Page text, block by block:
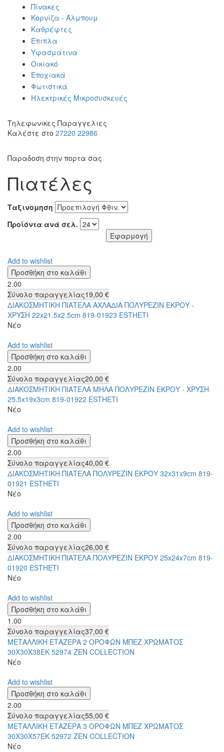
Πίνακες
Κορνίζα - Άλμπουμ
Καθρέφτες
Έπιπλα
Υφασμάτινα
Οικιακό
Εποχιακά
Φωτιστικά
Ηλεκτρικές Μικροσυσκευές
Τηλεφωνικες Παραγγελιες
Καλέστε στο 27220 22986
Παραδοση στην πορτα σας
Πιατέλες
Ταξινομηση
Προϊόντα ανά σελ.
Add to wishlist
2.00
Σύνολο παραγγελίας19,00 €
ΔΙΑΚΟΣΜΗΤΙΚΗ ΠΙΑΤΕΛΑ ΑΧΛΑΔΙΑ ΠΟΛΥΡΕΖΙΝ ΕΚΡΟΥ -
ΧΡΥΣΗ 22x21.5x2.5cm 819-01923 ESTHETI
Νέο
Add to wishlist
2.00
Σύνολο παραγγελίας20,00 €
ΔΙΑΚΟΣΜΗΤΙΚΗ ΠΙΑΤΕΛΑ ΜΗΛΑ ΠΟΛΥΡΕΖΙΝ ΕΚΡΟΥ - ΧΡΥΣΗ
25.5x19x3cm 819-01922 ESTHETI
Νέο
Add to wishlist
2.00
Σύνολο παραγγελίας40,00 €
ΔΙΑΚΟΣΜΗΤΙΚΗ ΠΙΑΤΕΛΑ ΠΟΛΥΡΕΖΙΝ ΕΚΡΟΥ 32x31x9cm 819-
01921 ESTHETI
Νέο
Add to wishlist
2.00
Σύνολο παραγγελίας26,00 €
ΔΙΑΚΟΣΜΗΤΙΚΗ ΠΙΑΤΕΛΑ ΠΟΛΥΡΕΖΙΝ ΕΚΡΟΥ 25x24x7cm 819-
01920 ESTHETI
Νέο
Add to wishlist
1.00
Σύνολο παραγγελίας37,00 €
ΜΕΤΑΛΛΙΚΗ ΕΤΑΖΕΡΑ 2 ΟΡΟΦΩΝ ΜΠΕΖ ΧΡΩΜΑΤΟΣ
30Χ30Χ38ΕΚ 52974 ZEN COLLECTION
Νέο
Add to wishlist
2.00
Σύνολο παραγγελίας55,00 €
ΜΕΤΑΛΛΙΚΗ ΕΤΑΖΕΡΑ 3 ΟΡΟΦΩΝ ΜΠΕΖ ΧΡΩΜΑΤΟΣ
30Χ30Χ57ΕΚ 52972 ZEN COLLECTION
Νέο